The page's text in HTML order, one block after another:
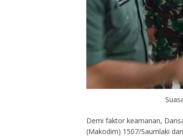
Demi faktor keamanan,
(Makodim) 1507/Saumlaki